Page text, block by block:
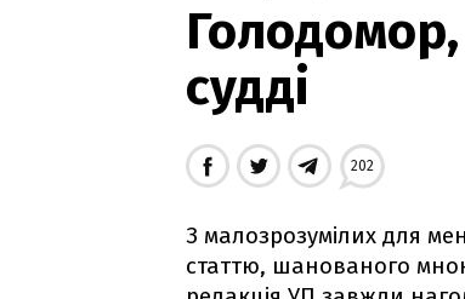
судді
202
З малозрозумілих для
статтю, шанованого